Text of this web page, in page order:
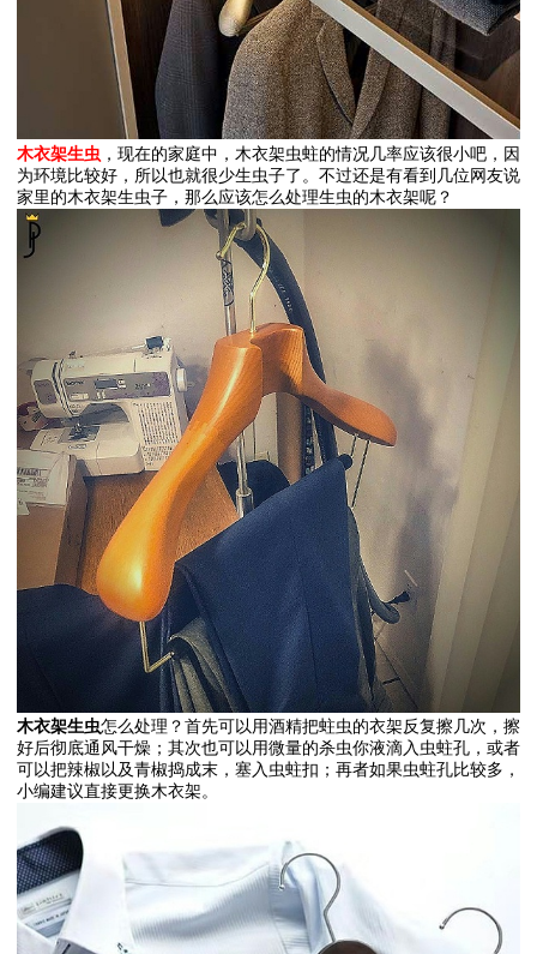
木衣架生虫 ，现在的家庭中，木衣架虫蛀的情况几率应该很小吧，因
为环境比较好，所以也就很少生虫子了。不过还是有看到几位网友说
家里的木衣架生虫子，那么应该怎么处理生虫的木衣架呢？
木衣架生虫怎么处理？首先可以用酒精把蛀虫的衣架反复擦几次，擦
好后彻底通风干燥；其次也可以用微量的杀虫你液滴入虫蛀孔，或者
可以把辣椒以及青椒捣成末，塞入虫蛀扣；再者如果虫蛀孔比较多，
小编建议直接更换木衣架。